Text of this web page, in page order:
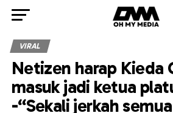
VIRAL
Netizen harap Kieda
masuk jadi ketua
-“Sekali jerkah